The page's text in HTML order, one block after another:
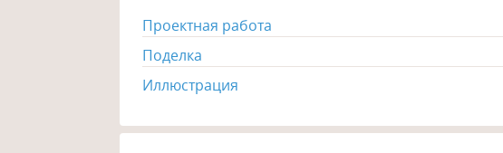
Проектная работа
Поделка
Иллюстрация